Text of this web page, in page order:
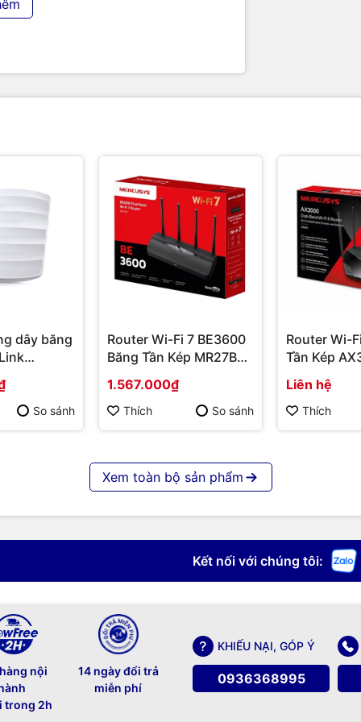
tính PC,Máy chủ - Server,Thiết bị mạng,
Linh kiện máy tính,Điện máynhư tivi, tủ
nghệ khác.
dây băng
So sánh
Router Wi-Fi 7 BE3600
Băng Tần Kép MR27BE |
1.567.000₫
Thích So sánh
Router Wi-
Tần Kép
MR80X |
hãng
Liên hệ
Thích
Xem toàn bộ sản phẩm
Kết nối với chúng tôi:
nội
trong 2h
14 ngày đổi trả
miễn phí
KHIẾU NẠI, GÓP Ý
0936368995